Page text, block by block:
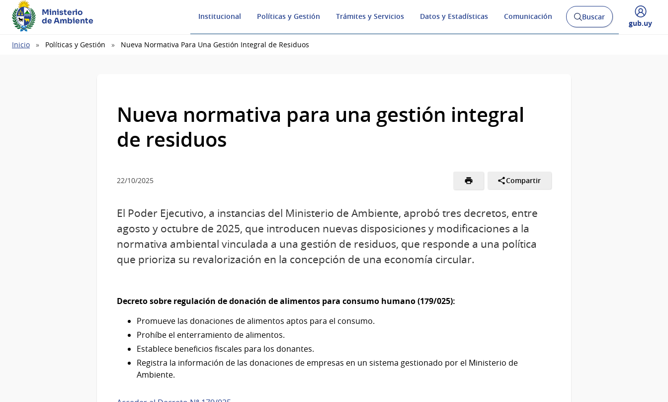
Ministerio
de Ambiente
Institucional Políticas y Gestión Trámites y Servicios Datos y Estadísticas Comunicación
Abrir
buscador
Buscar
Desplegar
gub.uy
Ruta
Inicio Políticas y Gestión Nueva Normativa Para Una Gestión Integral de Residuos
Nueva normativa para una gestión integral
de residuos
22/10/2025 Compartir
El Poder Ejecutivo, a instancias del Ministerio de Ambiente, aprobó tres decretos, entre
agosto y octubre de 2025, que introducen nuevas disposiciones y modificaciones a la
normativa ambiental vinculada a una gestión de residuos, que responde a una política
que prioriza su revalorización en la concepción de una economía circular.
Decreto sobre regulación de donación de alimentos para consumo humano (179/025):
Promueve las donaciones de alimentos aptos para el consumo.
Prohíbe el enterramiento de alimentos.
Establece beneficios fiscales para los donantes.
Registra la información de las donaciones de empresas en un sistema gestionado por el Ministerio de
Ambiente.